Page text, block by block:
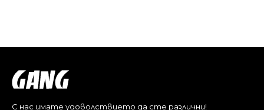
С нас имате удоволствието да сте различни!